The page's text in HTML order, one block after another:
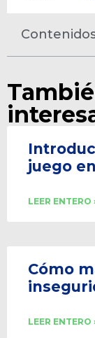
juego
LEER ENTERO
Cómo
LEER ENTERO